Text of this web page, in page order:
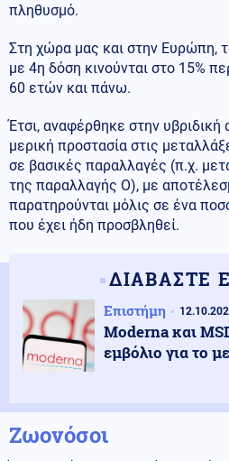
πληθυσμό.
Στη χώρα μας και στην Ευρώπη,
με 4η δόση κινούνται στο 15%
60 ετών και πάνω.
Έτσι, αναφέρθηκε στην υβριδική
μερική προστασία στις
σε βασικές παραλλαγές (π.χ.
της παραλλαγής Ο), με
παρατηρούνται μόλις σε ένα
που έχει ήδη προσβληθεί.
ΔΙΑΒΑΣΤΕ
Επιστήμη
Moderna και
εμβόλιο για το
Ζωονόσοι